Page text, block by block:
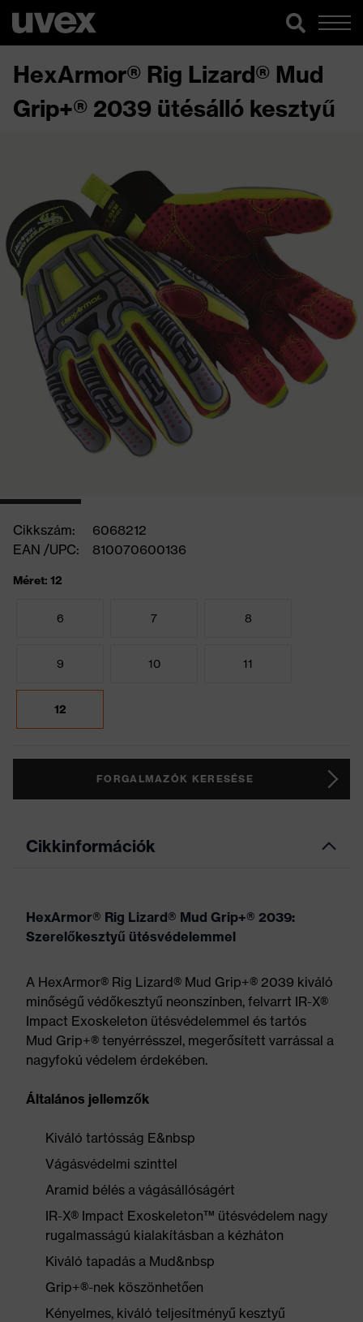
HexArmor® Rig Lizard® Mud
Grip+® 2039 ütésálló kesztyű
Cikkszám:
6068212
EAN /UPC:
810070600136
Méret: 12
6 7 8
9 10 11
12
FORGALMAZÓK KERESÉSE
Cikkinformációk
HexArmor® Rig Lizard® Mud Grip+® 2039:
Szerelőkesztyű ütésvédelemmel
A HexArmor® Rig Lizard® Mud Grip+® 2039 kiváló
minőségű védőkesztyű neonszínben, felvarrt IR-X®
Impact Exoskeleton ütésvédelemmel és tartós
Mud Grip+® tenyérrésszel, megerősített varrással a
nagyfokú védelem érdekében.
Általános jellemzők
Kiváló tartósság E&nbsp
Vágásvédelmi szinttel
Aramid bélés a vágásállóságért
IR-X® Impact Exoskeleton™ ütésvédelem nagy
rugalmasságú kialakításban a kézháton
Kiváló tapadás a Mud&nbsp
Grip+®-nek köszönhetően
Kényelmes, kiváló teljesítményű kesztyű